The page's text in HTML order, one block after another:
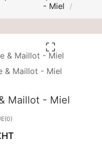
- Miel

Maillot - Miel
HT